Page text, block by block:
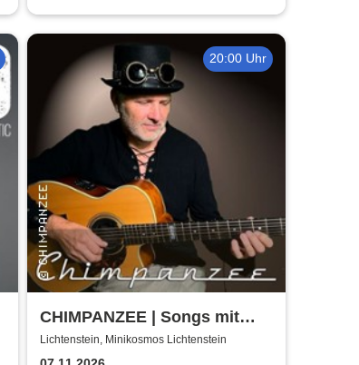
20:00 Uhr
CHIMPANZEE | Songs mit
doppeltem Boden |
Lichtenstein, Minikosmos Lichtenstein